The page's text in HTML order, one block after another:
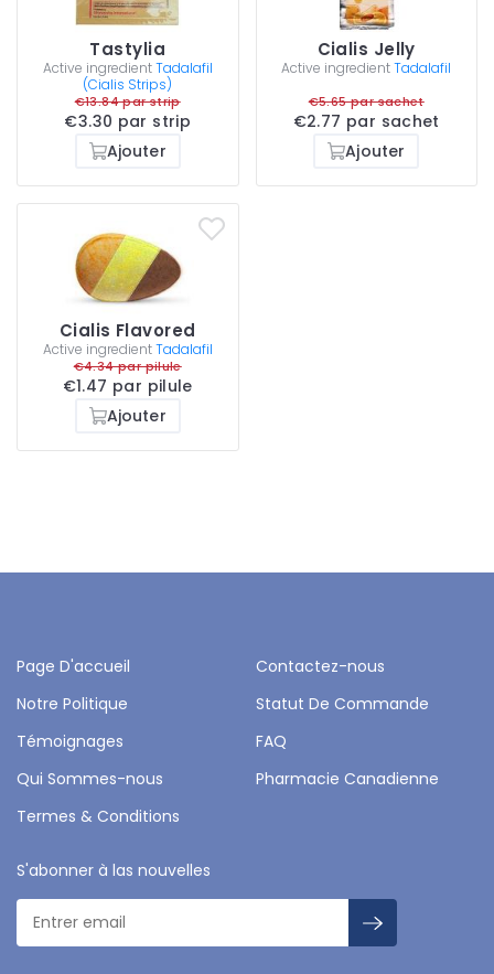
Tastylia
Active ingredientTadalafil
(Cialis Strips)
€13.84 par strip
€3.30 par strip
Ajouter
Cialis Jelly
Active ingredientTadalafil
€5.65 par sachet
€2.77 par sachet
Ajouter
Cialis Flavored
Active ingredientTadalafil
€4.34 par pilule
€1.47 par pilule
Ajouter
Page D'accueil
Contactez-nous
Notre Politique
Statut De Commande
Témoignages
FAQ
Qui Sommes-nous
Pharmacie Canadienne
Termes & Conditions
S'abonner à las nouvelles